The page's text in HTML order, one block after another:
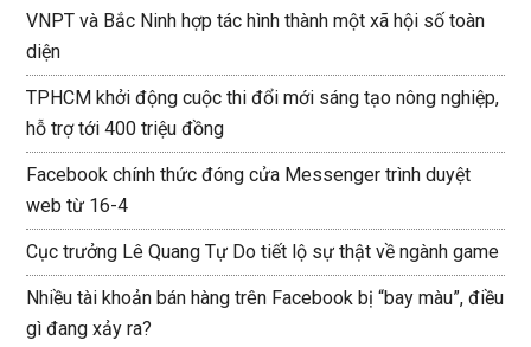
VNPT và Bắc Ninh hợp tác hình thành một xã hội số toàn
diện
TPHCM khởi động cuộc thi đổi mới sáng tạo nông nghiệp,
hỗ trợ tới 400 triệu đồng
Facebook chính thức đóng cửa Messenger trình duyệt
web từ 16-4
Cục trưởng Lê Quang Tự Do tiết lộ sự thật về ngành game
Nhiều tài khoản bán hàng trên Facebook bị “bay màu”, điều
gì đang xảy ra?